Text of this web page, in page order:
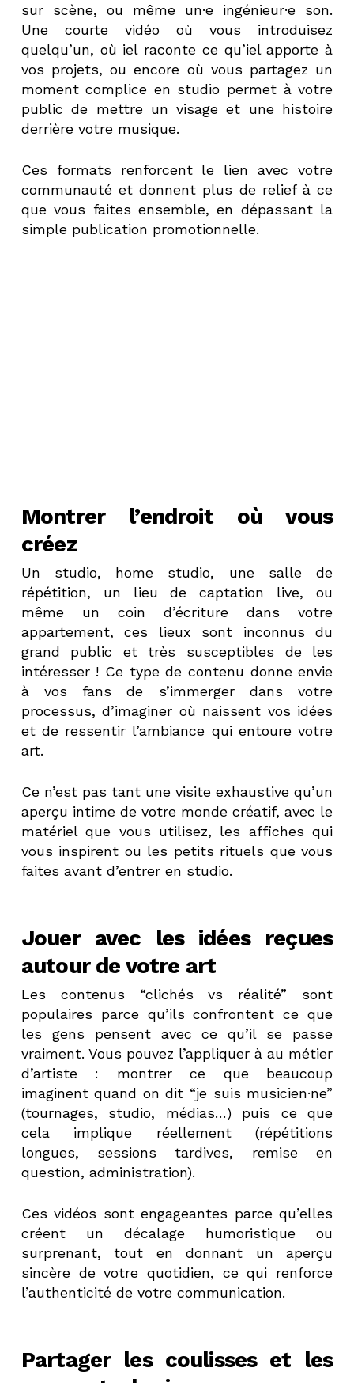
sur scène, ou même un·e ingénieur·e son.
Une courte vidéo où vous introduisez
quelqu’un, où iel raconte ce qu’iel apporte à
vos projets, ou encore où vous partagez un
moment complice en studio permet à votre
public de mettre un visage et une histoire
derrière votre musique.
Ces formats renforcent le lien avec votre
communauté et donnent plus de relief à ce
que vous faites ensemble, en dépassant la
simple publication promotionnelle.
Montrer l’endroit où vous
créez
Un studio, home studio, une salle de
répétition, un lieu de captation live, ou
même un coin d’écriture dans votre
appartement, ces lieux sont inconnus du
grand public et très susceptibles de les
intéresser ! Ce type de contenu donne envie
à vos fans de s’immerger dans votre
processus, d’imaginer où naissent vos idées
et de ressentir l’ambiance qui entoure votre
art.
Ce n’est pas tant une visite exhaustive qu’un
aperçu intime de votre monde créatif, avec le
matériel que vous utilisez, les affiches qui
vous inspirent ou les petits rituels que vous
faites avant d’entrer en studio.
Jouer avec les idées reçues
autour de votre art
Les contenus “clichés vs réalité” sont
populaires parce qu’ils confrontent ce que
les gens pensent avec ce qu’il se passe
vraiment. Vous pouvez l’appliquer à au métier
d’artiste : montrer ce que beaucoup
imaginent quand on dit “je suis musicien·ne”
(tournages, studio, médias…) puis ce que
cela implique réellement (répétitions
longues, sessions tardives, remise en
question, administration).
Ces vidéos sont engageantes parce qu’elles
créent un décalage humoristique ou
surprenant, tout en donnant un aperçu
sincère de votre quotidien, ce qui renforce
l’authenticité de votre communication.
Partager les coulisses et les